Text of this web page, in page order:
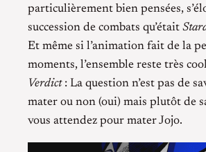
particulièrement bien pensées,
succession de combats qu’était
Et même si l’animation fait de la
moments, l’ensemble reste très
Verdict: La question n’est pas de
mater ou non (oui) mais plutôt de
vous attendez pour mater Jojo.